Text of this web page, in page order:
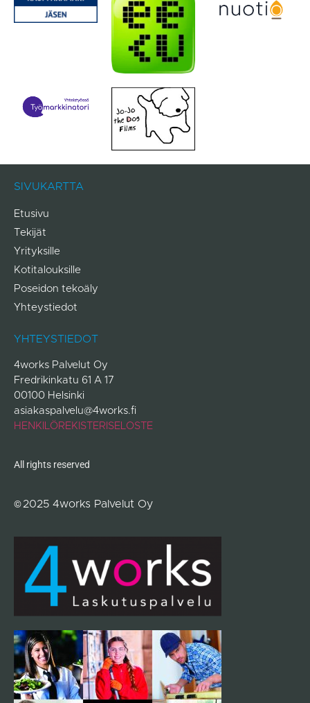
SIVUKARTTA
Etusivu
Tekijät
Yrityksille
Kotitalouksille
Poseidon tekoäly
Yhteystiedot
YHTEYSTIEDOT
4works Palvelut Oy
Fredrikinkatu 61 A 17
00100 Helsinki
asiakaspalvelu@4works.fi
HENKILÖREKISTERISELOSTE
All rights reserved
©2025 4works Palvelut Oy